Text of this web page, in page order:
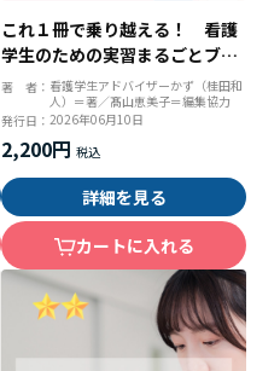
これ１冊で乗り越える！ 看護
学生のための実習まるごとブッ
ク
著 者： 看護学生アドバイザーかず（桂田和
人）＝著／髙山恵美子＝編集協力
発行日： 2026年06月10日
2,200円
詳細を見る
カートに入れる